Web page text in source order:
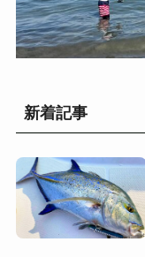
新着記事